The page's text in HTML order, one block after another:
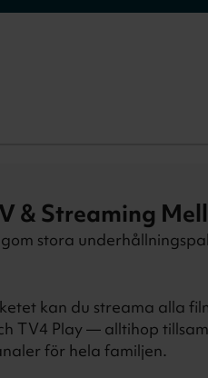
& Streaming
stora
kan du streama alla
TV4 Play — alltihop
för hela familjen.